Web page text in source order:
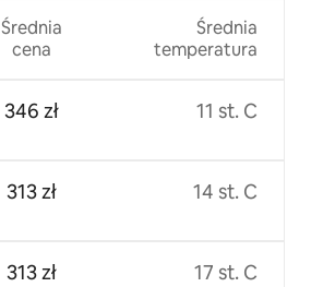
Średnia
cena
346 zł
313 zł
313 zł
Średnia
temperatura
11 st. C
14 st. C
17 st. C